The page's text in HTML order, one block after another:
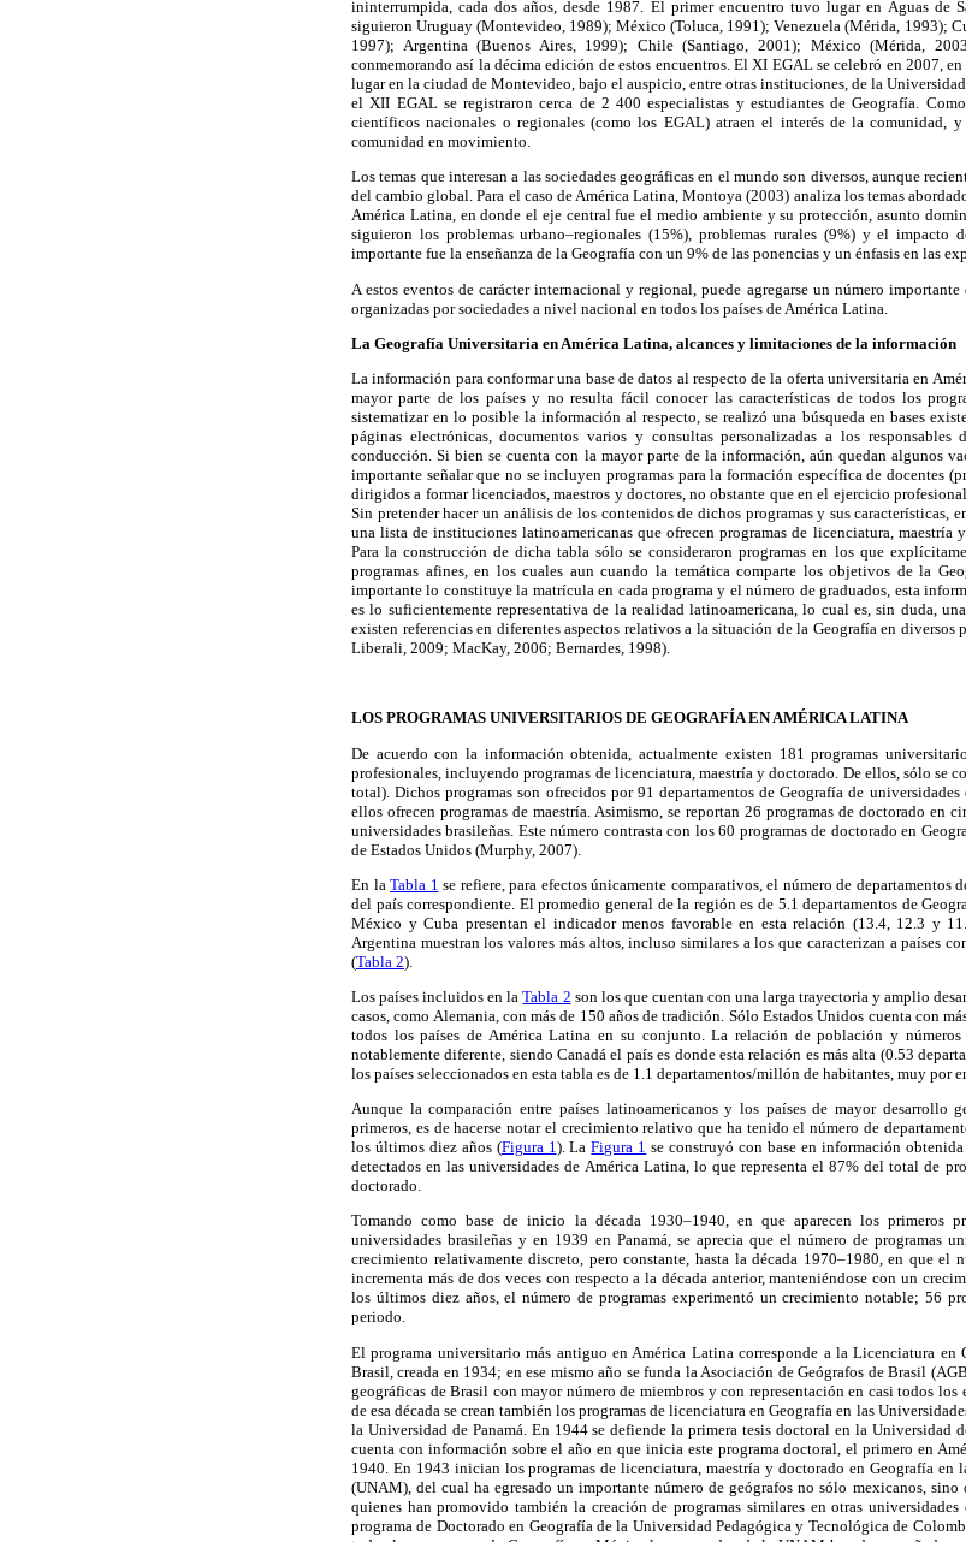
ininterrumpida, cada dos años, desde 1987. El primer encuentro tuvo lugar en Águas de
siguieron Uruguay (Montevideo, 1989); México (Toluca, 1991); Venezuela (Mérida, 1993);
1997); Argentina (Buenos Aires, 1999); Chile (Santiago, 2001); México (Mérida,
conmemorando así la décima edición de estos encuentros. El XI EGAL se celebró en 2007,
lugar en la ciudad de Montevideo, bajo el auspicio, entre otras instituciones, de la
el XII EGAL se registraron cerca de 2 400 especialistas y estudiantes de Geografía.
científicos nacionales o regionales (como los EGAL) atraen el interés de la comunidad,
comunidad en movimiento.
Los temas que interesan a las sociedades geográficas en el mundo son diversos, aunque
del cambio global. Para el caso de América Latina, Montoya (2003) analiza los temas
América Latina, en donde el eje central fue el medio ambiente y su protección, asunto
siguieron los problemas urbano–regionales (15%), problemas rurales (9%) y el impacto
importante fue la enseñanza de la Geografía con un 9% de las ponencias y un énfasis en las
A estos eventos de carácter internacional y regional, puede agregarse un número
organizadas por sociedades a nivel nacional en todos los países de América Latina.
La Geografía Universitaria en América Latina, alcances y limitaciones de la información
La información para conformar una base de datos al respecto de la oferta universitaria en
mayor parte de los países y no resulta fácil conocer las características de todos los
sistematizar en lo posible la información al respecto, se realizó una búsqueda en bases
páginas electrónicas, documentos varios y consultas personalizadas a los responsables
conducción. Si bien se cuenta con la mayor parte de la información, aún quedan algunos
importante señalar que no se incluyen programas para la formación específica de docentes
dirigidos a formar licenciados, maestros y doctores, no obstante que en el ejercicio
Sin pretender hacer un análisis de los contenidos de dichos programas y sus características,
una lista de instituciones latinoamericanas que ofrecen programas de licenciatura, maestría
Para la construcción de dicha tabla sólo se consideraron programas en los que
programas afines, en los cuales aun cuando la temática comparte los objetivos de la
importante lo constituye la matrícula en cada programa y el número de graduados, esta
es lo suficientemente representativa de la realidad latinoamericana, lo cual es, sin duda,
existen referencias en diferentes aspectos relativos a la situación de la Geografía en diversos
Liberali, 2009; MacKay, 2006; Bernardes, 1998).
LOS PROGRAMAS UNIVERSITARIOS DE GEOGRAFÍA EN AMÉRICA LATINA
De acuerdo con la información obtenida, actualmente existen 181 programas
profesionales, incluyendo programas de licenciatura, maestría y doctorado. De ellos, sólo se
total). Dichos programas son ofrecidos por 91 departamentos de Geografía de universidades
ellos ofrecen programas de maestría. Asimismo, se reportan 26 programas de doctorado en
universidades brasileñas. Este número contrasta con los 60 programas de doctorado en
de Estados Unidos (Murphy, 2007).
En laTabla 1 se refiere, para efectos únicamente comparativos, el número de
del país correspondiente. El promedio general de la región es de 5.1 departamentos de
México y Cuba presentan el indicador menos favorable en esta relación (13.4, 12.3 y
Argentina muestran los valores más altos, incluso similares a los que caracterizan a países
(Tabla 2).
Los países incluidos en laTabla 2 son los que cuentan con una larga trayectoria y amplio
casos, como Alemania, con más de 150 años de tradición. Sólo Estados Unidos cuenta con
todos los países de América Latina en su conjunto. La relación de población y números
notablemente diferente, siendo Canadá el país es donde esta relación es más alta (0.53
los países seleccionados en esta tabla es de 1.1 departamentos/millón de habitantes, muy por
Aunque la comparación entre países latinoamericanos y los países de mayor desarrollo
primeros, es de hacerse notar el crecimiento relativo que ha tenido el número de
los últimos diez años (Figura 1). LaFigura 1 se construyó con base en información
detectados en las universidades de América Latina, lo que representa el 87% del total de
doctorado.
Tomando como base de inicio la década 1930–1940, en que aparecen los primeros
universidades brasileñas y en 1939 en Panamá, se aprecia que el número de programas
crecimiento relativamente discreto, pero constante, hasta la década 1970–1980, en que el
incrementa más de dos veces con respecto a la década anterior, manteniéndose con un
los últimos diez años, el número de programas experimentó un crecimiento notable; 56
periodo.
El programa universitario más antiguo en América Latina corresponde a la Licenciatura en
Brasil, creada en 1934; en ese mismo año se funda la Asociación de Geógrafos de Brasil
geográficas de Brasil con mayor número de miembros y con representación en casi todos
de esa década se crean también los programas de licenciatura en Geografía en las
la Universidad de Panamá. En 1944 se defiende la primera tesis doctoral en la Universidad
cuenta con información sobre el año en que inicia este programa doctoral, el primero en
1940. En 1943 inician los programas de licenciatura, maestría y doctorado en Geografía
(UNAM), del cual ha egresado un importante número de geógrafos no sólo mexicanos, sino
quienes han promovido también la creación de programas similares en otras
programa de Doctorado en Geografía de la Universidad Pedagógica y Tecnológica de